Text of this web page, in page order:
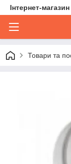
Інтернет-
Товари та